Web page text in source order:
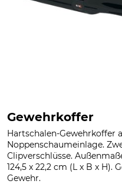
Gewehrkoffer
Hartschalen-Gewehrkoffer
Noppenschaumeinlage.
Clipverschlüsse.
124,5 x 22,2 cm (L x B x
Gewehr.